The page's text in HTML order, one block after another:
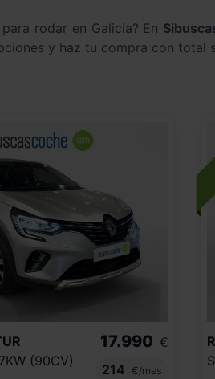
rodar en Galicia? En
y haz tu compra con total
(90CV)
17.990 €
214
€/mes